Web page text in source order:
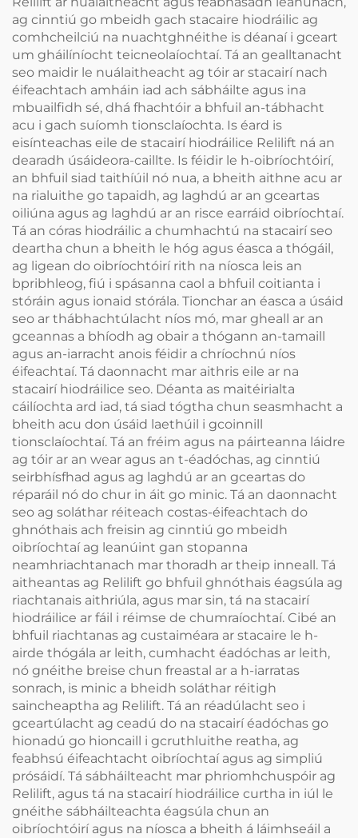
ag cinntiú go mbeidh gach stacaire hiodráilic ag
comhcheilciú na nuachtghnéithe is déanaí i gceart
um gháilíníocht teicneolaíochtaí. Tá an gealltanacht
seo maidir le nuálaitheacht ag tóir ar stacairí nach
éifeachtach amháin iad ach sábháilte agus ina
mbuailfidh sé, dhá fhachtóir a bhfuil an-tábhacht
acu i gach suíomh tionsclaíochta. Is éard is
eisínteachas eile de stacairí hiodráilice Relilift ná an
dearadh úsáideora-caillte. Is féidir le h-oibríochtóirí,
an bhfuil siad taithíúil nó nua, a bheith aithne acu ar
na rialuithe go tapaidh, ag laghdú ar an gceartas
oiliúna agus ag laghdú ar an risce earráid oibríochtaí.
Tá an córas hiodráilic a chumhachtú na stacairí seo
deartha chun a bheith le hóg agus éasca a thógáil,
ag ligean do oibríochtóirí rith na níosca leis an
bpribhleog, fiú i spásanna caol a bhfuil coitianta i
stóráin agus ionaid stórála. Tionchar an éasca a úsáid
seo ar thábhachtúlacht níos mó, mar gheall ar an
gceannas a bhíodh ag obair a thógann an-tamaill
agus an-iarracht anois féidir a chríochnú níos
éifeachtaí. Tá daonnacht mar aithris eile ar na
stacairí hiodráilice seo. Déanta as maitéirialta
cáilíochta ard iad, tá siad tógtha chun seasmhacht a
bheith acu don úsáid laethúil i gcoinnill
tionsclaíochtaí. Tá an fréim agus na páirteanna láidre
ag tóir ar an wear agus an t-éadóchas, ag cinntiú
seirbhísfhad agus ag laghdú ar an gceartas do
réparáil nó do chur in áit go minic. Tá an daonnacht
seo ag soláthar réiteach costas-éifeachtach do
ghnóthais ach freisin ag cinntiú go mbeidh
oibríochtaí ag leanúint gan stopanna
neamhriachtanach mar thoradh ar theip inneall. Tá
aitheantas ag Relilift go bhfuil ghnóthais éagsúla ag
riachtanais aithriúla, agus mar sin, tá na stacairí
hiodráilice ar fáil i réimse de chumraíochtaí. Cibé an
bhfuil riachtanas ag custaiméara ar stacaire le h-
airde thógála ar leith, cumhacht éadóchas ar leith,
nó gnéithe breise chun freastal ar a h-iarratas
sonrach, is minic a bheidh soláthar réitigh
saincheaptha ag Relilift. Tá an réadúlacht seo i
gceartúlacht ag ceadú do na stacairí éadóchas go
hionadú go hioncaill i gcruthluithe reatha, ag
feabhsú éifeachtacht oibríochtaí agus ag simpliú
prósáidí. Tá sábháilteacht mar phriomhchuspóir ag
Relilift, agus tá na stacairí hiodráilice curtha in iúl le
gnéithe sábháilteachta éagsúla chun an
oibríochtóirí agus na níosca a bheith á láimhseáil a